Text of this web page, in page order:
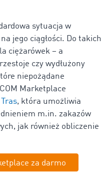
sytuacja w
jego ciągłości. Do takich
ciężarówek – a
czy wydłużony
niepożądane
Marketplace
, która umożliwia
m.in. zakazów
jak również obliczenie
za darmo